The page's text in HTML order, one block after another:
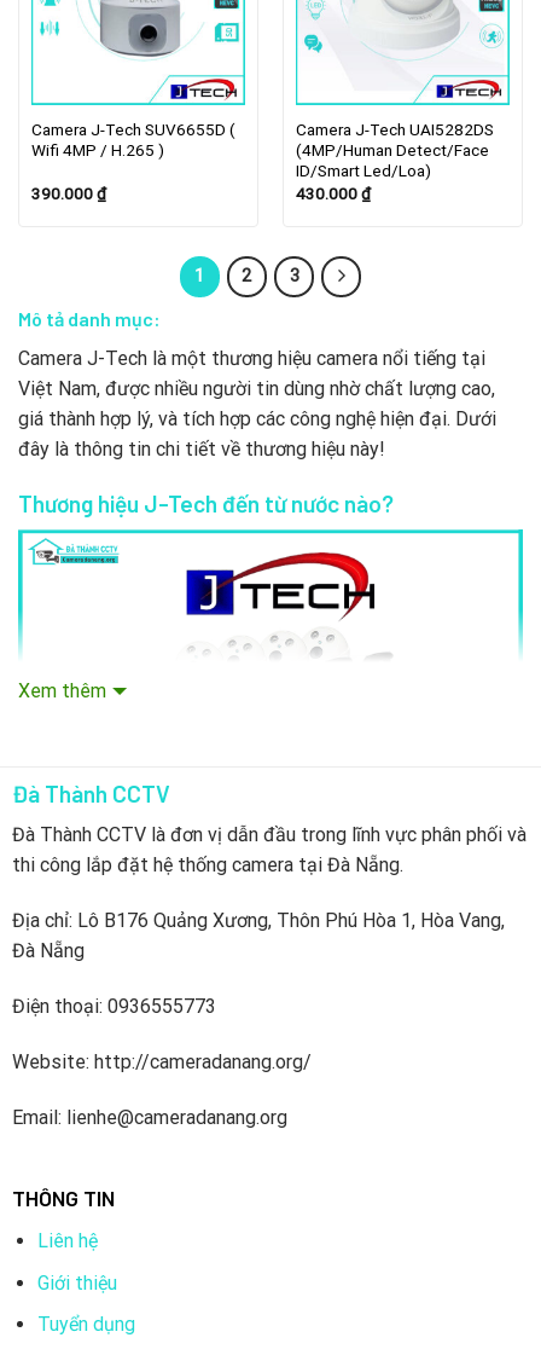
Camera J-Tech SUV6655D (
Wifi 4MP / H.265 )
390.000₫
Camera J-Tech UAI5282DS
(4MP/Human Detect/Face
ID/Smart Led/Loa)
430.000₫
1 2 3
Mô tả danh mục:
Camera J-Tech là một thương hiệu camera nổi tiếng tại
Việt Nam, được nhiều người tin dùng nhờ chất lượng cao,
giá thành hợp lý, và tích hợp các công nghệ hiện đại. Dưới
đây là thông tin chi tiết về thương hiệu này!
Thương hiệu J-Tech đến từ nước nào?
Camera J-Tech là một thương hiệu Việt Nam, chuyên sản
cao. Với nhiều năm phát triển trong lĩnh vực an ninh, J-Tech
đã khẳng định vị thế của mình tại thị trường trong nước nhờ
Xem thêm
Đà Thành CCTV
Đà Thành CCTV là đơn vị dẫn đầu trong lĩnh vực phân phối và
thi công lắp đặt hệ thống camera tại Đà Nẵng.
Địa chỉ: Lô B176 Quảng Xương, Thôn Phú Hòa 1, Hòa Vang,
Đà Nẵng
Điện thoại: 0936555773
Website: http://cameradanang.org/
Email: lienhe@cameradanang.org
THÔNG TIN
Liên hệ
Giới thiệu
Tuyển dụng